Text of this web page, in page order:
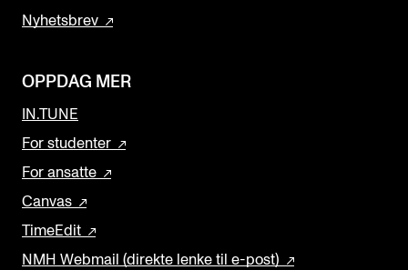
Nyhetsbrev
OPPDAG MER
IN.TUNE
For studenter
For ansatte
Canvas
TimeEdit
NMH Webmail (direkte lenke til e-post)